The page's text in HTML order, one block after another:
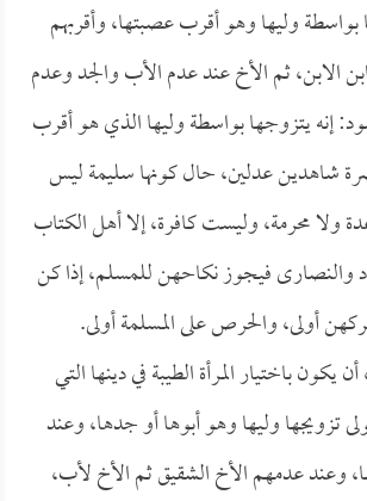
وليها وهو أقرب عصبتها، وأقربهم
الابن، ثم الأخ عند عدم الأب والجد وعدم
إنه يتزوجها بواسطة وليها الذي هو أقرب
شاهدين عدلين، حال كونها سليمة ليس
ولا محرمة، وليست كافرة، إلا أهل الكتاب
والنصارى فيجوز نكاحهن للمسلم، إذا كن
أولى، والحرص على المسلمة أولى.
يكون باختيار المرأة الطيبة في دينها التي
تزويجها وليها وهو أبوها أو جدها، وعند
وعند عدمهم الأخ الشقيق ثم الأخ لأب،